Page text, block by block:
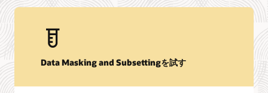
Data Masking and Subsettingを試す